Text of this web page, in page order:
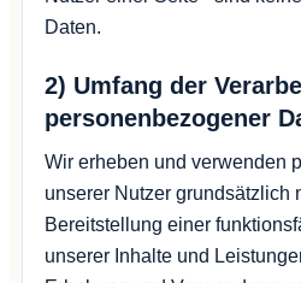
Daten.
2) Umfang der
personenbezogener
Wir erheben und verwenden
unserer Nutzer grundsätzlich
Bereitstellung einer
unserer Inhalte und